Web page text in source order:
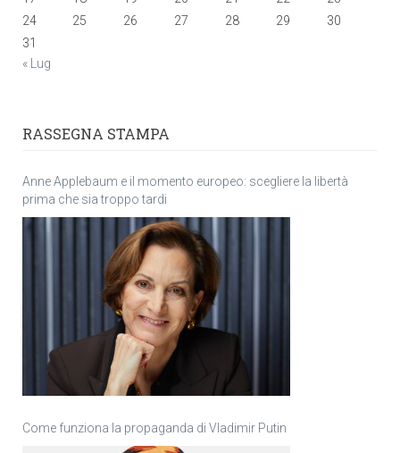
24
25 26 27 28 29
30
31
« Lug
RASSEGNA STAMPA
Anne Applebaum e il momento europeo: scegliere la libertà
prima che sia troppo tardi
Come funziona la propaganda di Vladimir Putin